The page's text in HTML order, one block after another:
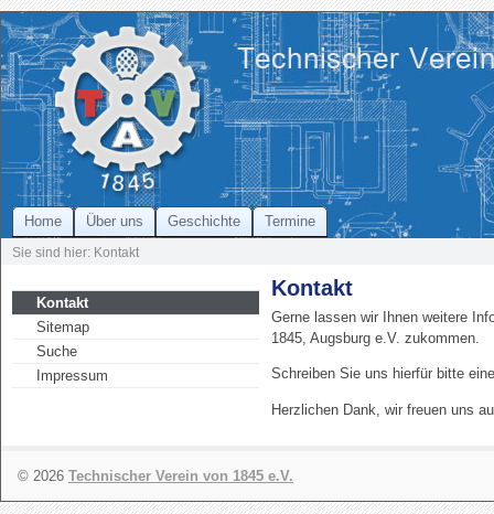
Home Über uns Geschichte Termine
Sie sind hier: Kontakt
Kontakt
Sitemap
Suche
Impressum
Kontakt
Gerne lassen wir Ihnen weitere
1845, Augsburg e.V. zukommen.
Schreiben Sie uns hierfür bitte
Herzlichen Dank, wir freuen uns
© 2026 Technischer Verein von 1845 e.V.